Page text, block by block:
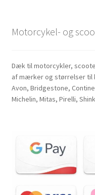
Motorcykel- og
Dæk til motorcykler,
af mærker og størrelser til
Avon, Bridgestone,
Michelin, Mitas, Pirelli,